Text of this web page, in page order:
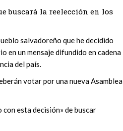
buscará la reelección en los
salvadoreño que he decidido
en un mensaje difundido en cadena
del país.
votar por una nueva Asamblea
esta decisión» de buscar